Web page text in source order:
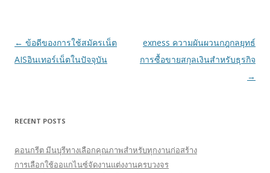
Post navigation
← ข้อดีของการใช้สมัครเน็ต
AISอินเทอร์เน็ตในปัจจุบัน
exness ความผันผวนกฎกลยุทธ์
การซื้อขายสกุลเงินสำหรับธุรกิจ
→
RECENT POSTS
คอนกรีต มีนบุรีทางเลือกคุณภาพสำหรับทุกงานก่อสร้าง
การเลือกใช้ออแกไนซ์จัดงานแต่งงานครบวงจร